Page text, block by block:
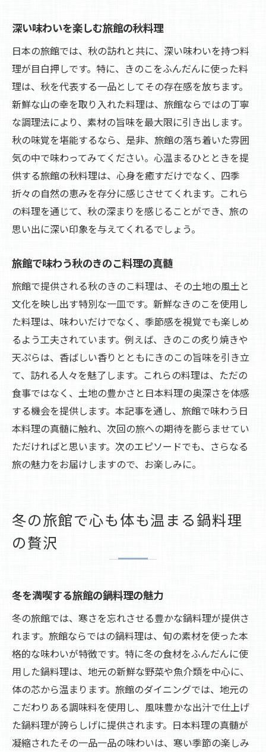
深い味わいを楽しむ旅館の秋料理
日本の旅館では、秋の訪れと共に、深い味わいを持つ料
理が目白押しです。特に、きのこをふんだんに使った料
理は、秋を代表する一品としてその存在感を放ちます。
新鮮な山の幸を取り入れた料理は、旅館ならではの丁寧
な調理法により、素材の旨味を最大限に引き出します。
秋の味覚を堪能するなら、是非、旅館の落ち着いた雰囲
気の中で味わってみてください。心温まるひとときを提
供する旅館の秋料理は、心身を癒すだけでなく、四季
折々の自然の恵みを存分に感じさせてくれます。これら
の料理を通じて、秋の深まりを感じることができ、旅の
思い出に深い印象を与えてくれるでしょう。
旅館で味わう秋のきのこ料理の真髄
旅館で提供される秋のきのこ料理は、その土地の風土と
文化を映し出す特別な一皿です。新鮮なきのこを使用し
た料理は、味わいだけでなく、季節感を視覚でも楽しめ
るよう工夫されています。例えば、きのこの炙り焼きや
天ぷらは、香ばしい香りとともにきのこの旨味を引き立
て、訪れる人々を魅了します。これらの料理は、ただの
食事ではなく、土地の豊かさと日本料理の奥深さを体感
する機会を提供します。本記事を通し、旅館で味わう日
本料理の真髄に触れ、次回の旅への期待を膨らませてい
ただければと思います。次のエピソードでも、さらなる
旅の魅力をお届けしますので、お楽しみに。
冬の旅館で心も体も温まる鍋料理
の贅沢
冬を満喫する旅館の鍋料理の魅力
冬の旅館では、寒さを忘れさせる豊かな鍋料理が提供さ
れます。旅館ならではの鍋料理は、旬の素材を使った本
格的な味わいが特徴です。特に冬の食材をふんだんに使
用した鍋料理は、地元の新鮮な野菜や魚介類を中心に、
体の芯から温まります。旅館のダイニングでは、地元の
こだわりある調味料を使用し、風味豊かな出汁で仕上げ
た鍋料理が誇らしげに提供されます。日本料理の真髄が
凝縮されたその一品一品の味わいは、寒い季節の楽しみ